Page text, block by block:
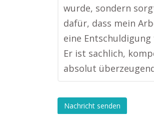
wurde, sondern
dafür, dass mein
eine
Er ist sachlich,
absolut
Nachricht senden